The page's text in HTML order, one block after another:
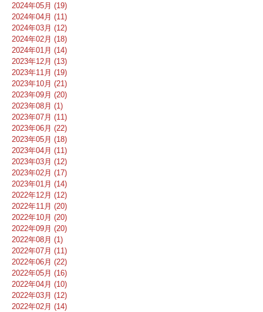
2024年05月 (19)
2024年04月 (11)
2024年03月 (12)
2024年02月 (18)
2024年01月 (14)
2023年12月 (13)
2023年11月 (19)
2023年10月 (21)
2023年09月 (20)
2023年08月 (1)
2023年07月 (11)
2023年06月 (22)
2023年05月 (18)
2023年04月 (11)
2023年03月 (12)
2023年02月 (17)
2023年01月 (14)
2022年12月 (12)
2022年11月 (20)
2022年10月 (20)
2022年09月 (20)
2022年08月 (1)
2022年07月 (11)
2022年06月 (22)
2022年05月 (16)
2022年04月 (10)
2022年03月 (12)
2022年02月 (14)